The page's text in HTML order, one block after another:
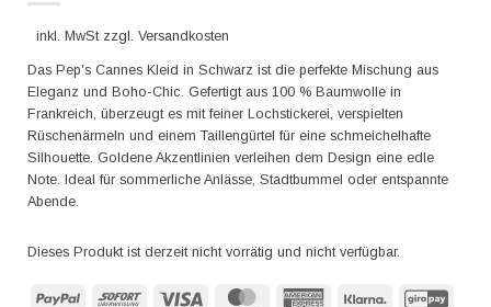
inkl. MwSt zzgl. Versandkosten
Das Pep's Cannes Kleid in Schwarz ist die perfekte Mischung aus
Eleganz und Boho-Chic. Gefertigt aus 100 % Baumwolle in
Frankreich, überzeugt es mit feiner Lochstickerei, verspielten
Rüschenärmeln und einem Taillengürtel für eine schmeichelhafte
Silhouette. Goldene Akzentlinien verleihen dem Design eine edle
Note. Ideal für sommerliche Anlässe, Stadtbummel oder entspannte
Abende.
Dieses Produkt ist derzeit nicht vorrätig und nicht verfügbar.
PayPal Sofort MasterCard American
Klarna